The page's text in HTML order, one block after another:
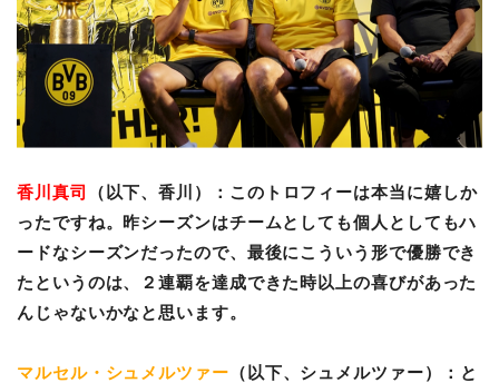
香川真司
（以下、香川）：このトロフィーは本当に嬉しか
ったですね。昨シーズンはチームとしても個人としてもハ
ードなシーズンだったので、最後にこういう形で優勝でき
たというのは、２連覇を達成できた時以上の喜びがあった
んじゃないかなと思います。
マルセル・シュメルツァー （以下、シュメルツァー）：と